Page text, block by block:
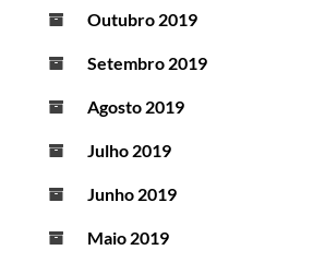
Outubro 2019
Setembro 2019
Agosto 2019
Julho 2019
Junho 2019
Maio 2019